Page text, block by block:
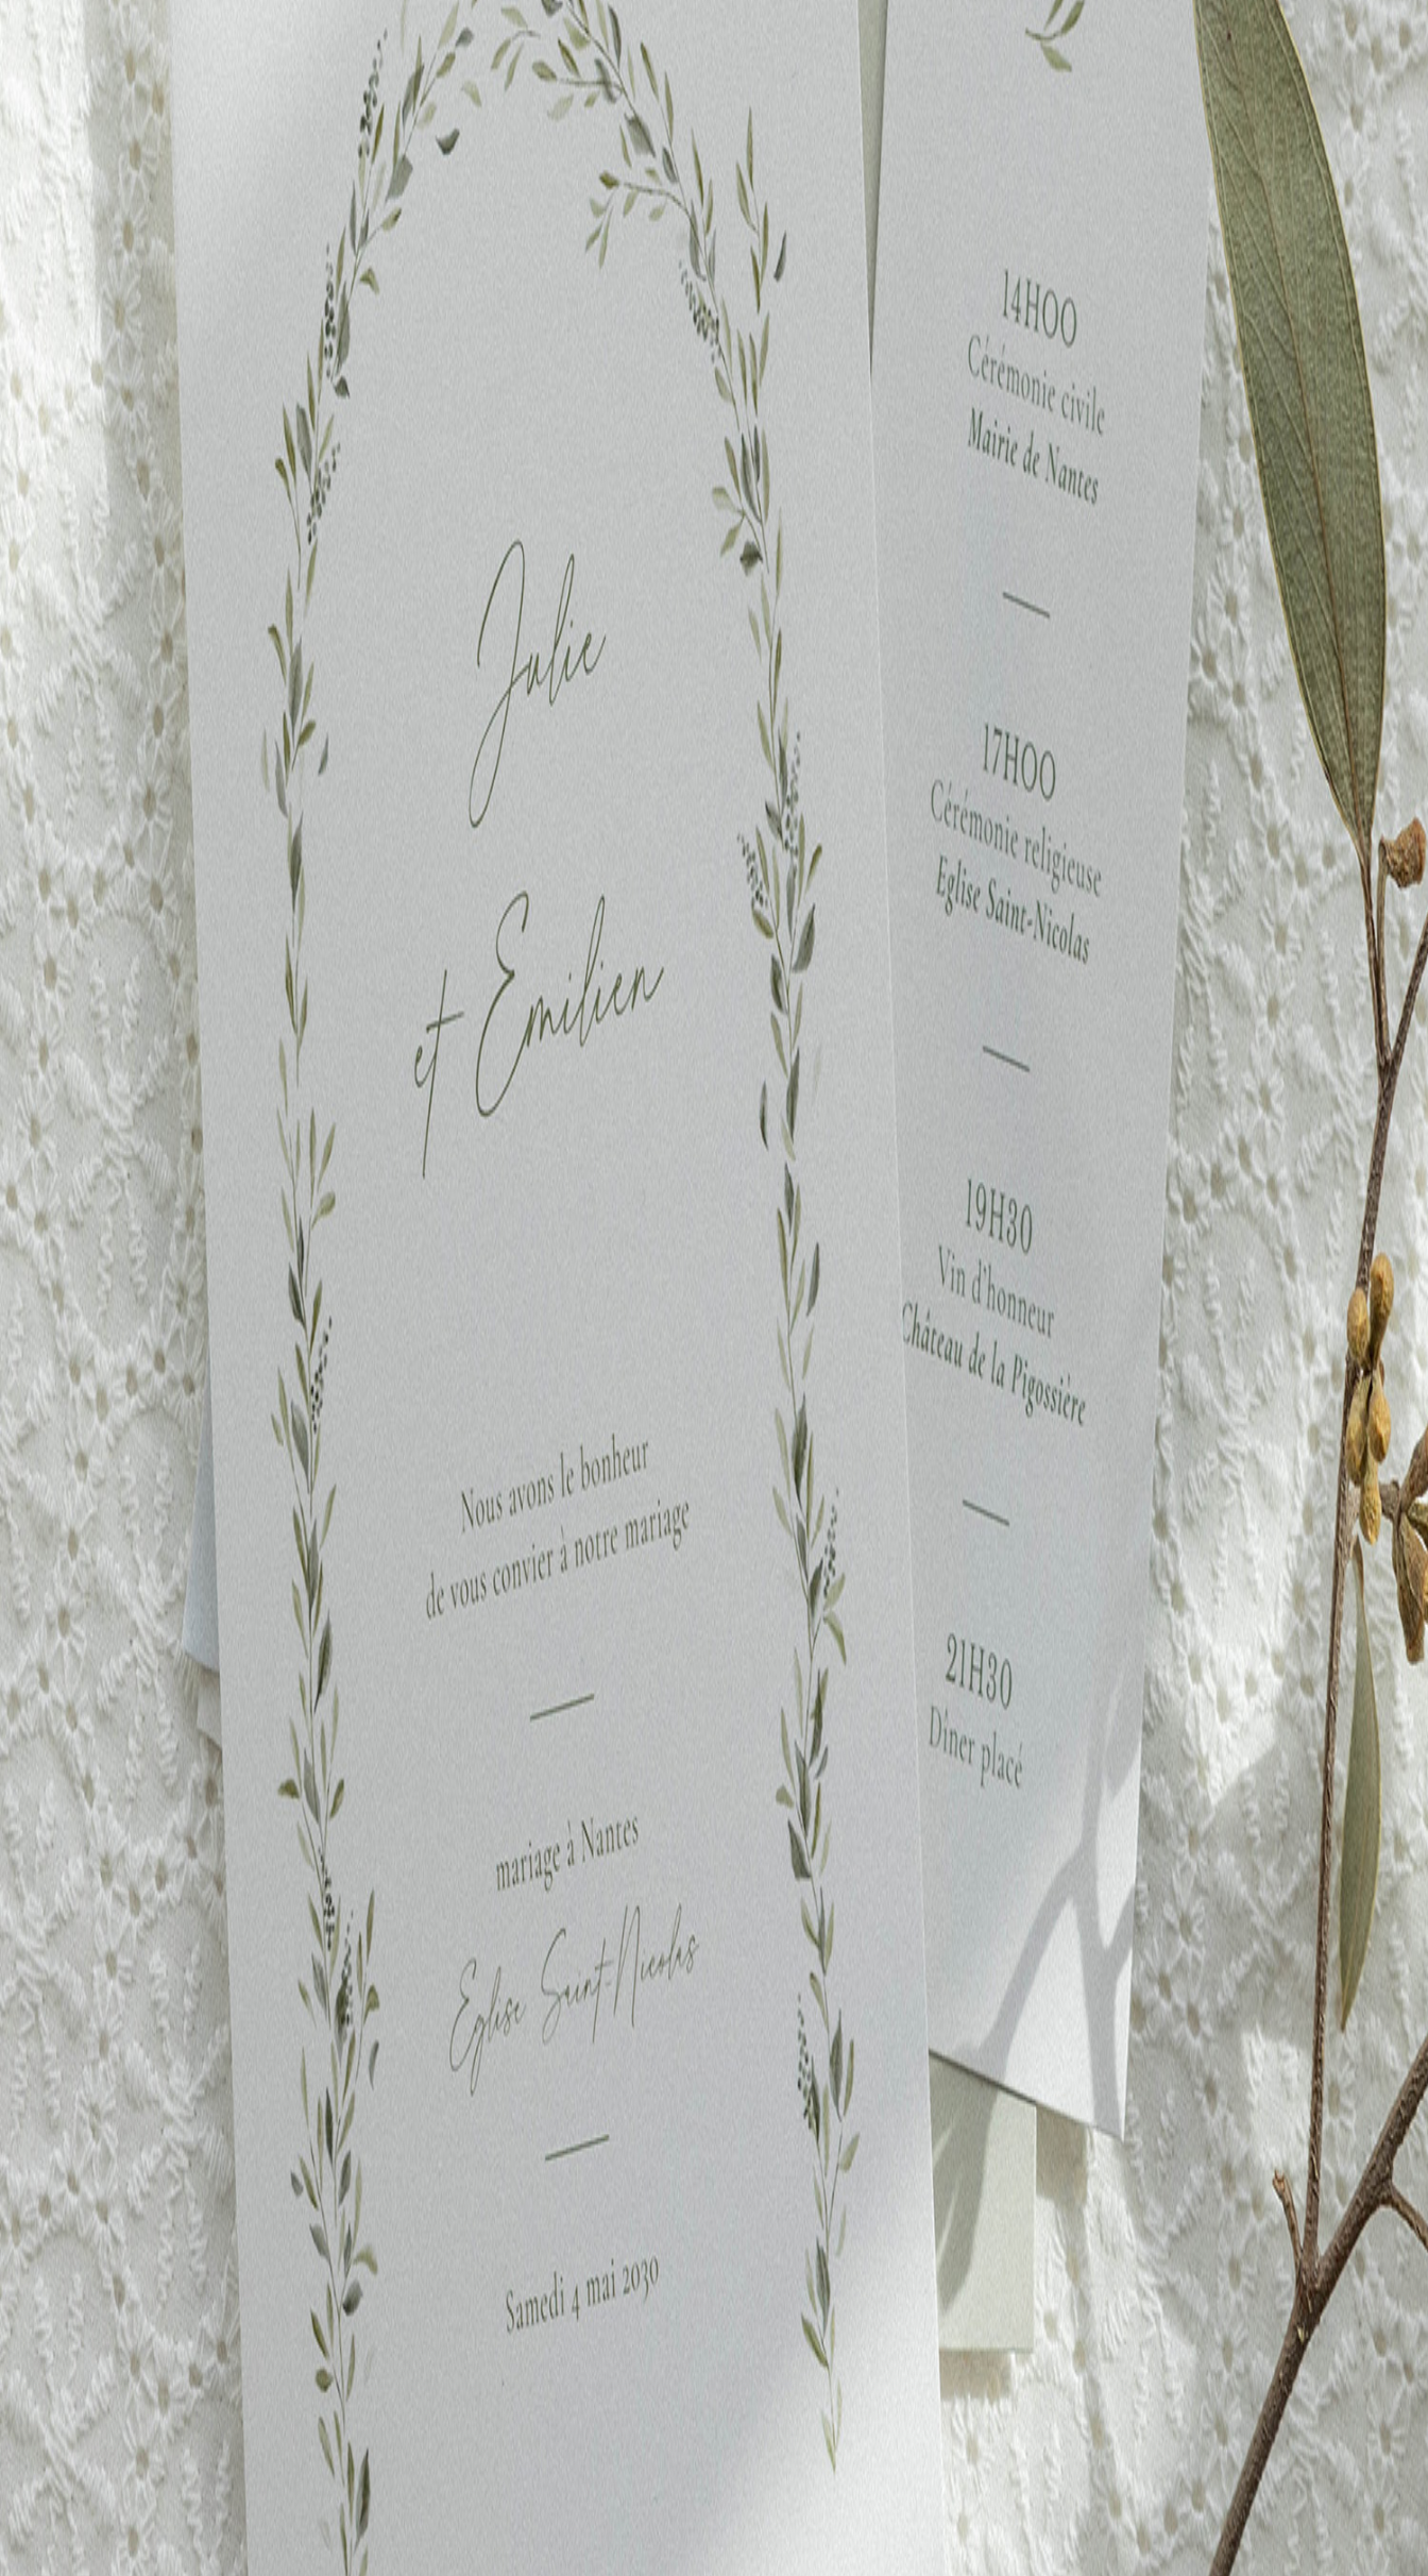
Album photo tissu
Naissance
Faire-part naissance
Tous nos faire-part de naissance
Nouvelle collection
Faire-part naissance fille
Faire-part naissance garçon
Faire-part naissance mixte
Faire-part naissance jumeaux
Faire-part naissance photo
Faire-part naissance sans photo
Faire-part naissance original
Faire-part naissance classique
Faire-part naissance marque-page
Stickers naissance
Stickers dorés
Carte de remerciement naissance
Carte de remerciement fille
Carte de remerciement garçon
Carte de remerciement dorée
Carte de remerciement originale
Affiches
Album photo naissance
Services
Essai personnalisé offert
Enveloppes
Conseils
À qui envoyer un faire-part de naissance
Quand envoyer un faire-part de naissance
Idées de texte faire-part de naissance
Mariage
Faire-part mariage
Tous nos faire-part de mariage
Nouvelle collection
Faire-part mariage original
Faire-part mariage classique
Faire-part mariage champêtre
Faire-part mariage vintage
Faire-part mariage nature
Faire-part mariage photo
Faire-part mariage doré
Faire-part mariage bohème
Invitations
Carton d'invitation mariage
Carton réponse mariage
Stickers mariage
Stickers dorés
Toute la papeterie de mariage
Save the date
Save the date original
Save the date photo
Cartes de remerciement mariage
Nouvelle collection
Carte de remerciement mariage originale
Carte de remerciement mariage photo
Jour J
Livret de messe mariage
Plan de table mariage
Marque-table mariage
Menu mariage
Marque-place mariage
Etiquette bouteille mariage
Panneau mariage
Urne mariage
Cadeaux invités mariage
Pochons pour cadeaux invités
Etiquette autocollante
Etiquette papier perforée
Album photo mariage
Services
Plateforme événement
Essai personnalisé offert
Enveloppes
Conseils
Idées de texte faire-part mariage
Textes de remerciement mariage
Quand envoyer un faire-part de mariage ?
Nouvelle collection
Baptême
Faire-part baptême
Tous nos faire-part de baptême
Nouvelle collection
Faire-part baptême fille
Faire-part baptême garçon
Faire-part baptême civil
Gamme baptême
Livret de messe baptême
Menu baptême
Marque-place baptême
Carte de remerciement baptême
Etiquette bouteille baptême
Stickers baptême
Cadeaux
Etiquette papier perforée
Etiquette autocollante
Album photo baptême
Services
Plateforme événement
Enveloppes